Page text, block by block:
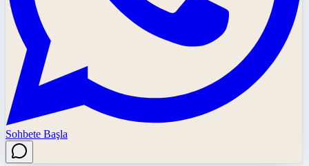
Sohbete Başla